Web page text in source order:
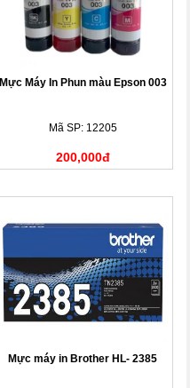
Mực Máy In Phun màu Epson 003
Mã SP: 12205
200,000đ
Mực máy in Brother HL- 2385